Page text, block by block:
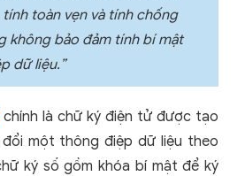
toàn vẹn và tính chống
không bảo đảm tính bí mật
dữ liệu.”
chính là chữ ký điện tử được tạo
một thông điệp dữ liệu theo
ký số gồm khóa bí mật để ký